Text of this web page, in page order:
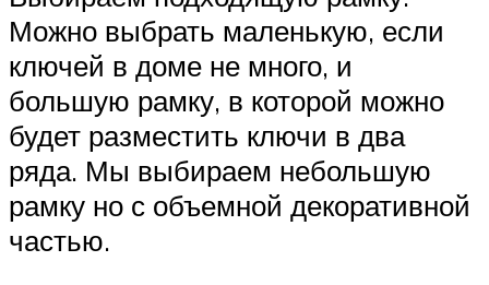
Можно выбрать маленькую, если
ключей в доме не много, и
большую рамку, в которой можно
будет разместить ключи в два
ряда. Мы выбираем небольшую
рамку но с объемной декоративной
частью.